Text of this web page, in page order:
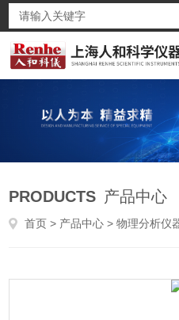
PRODUCTS 产品中心
首页 > 产品中心 >物理分析仪